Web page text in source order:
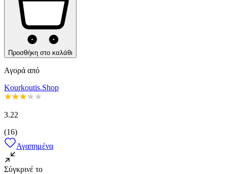
Προσθήκη στο καλάθι
Αγορά από
Kourkoutis.Shop
3.22
(16)
Αγαπημένα
Σύγκρινέ το